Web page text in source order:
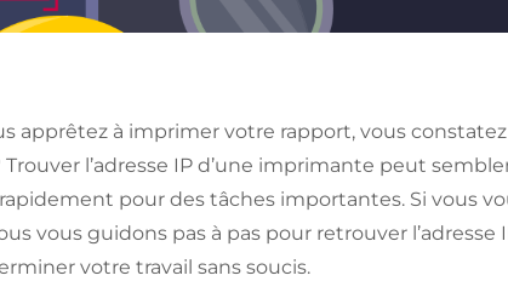
apprêtez à imprimer votre rapport, vous
l’adresse IP d’une imprimante peut
pour des tâches importantes. Si vous
vous guidons pas à pas pour retrouver l’adresse
votre travail sans soucis.